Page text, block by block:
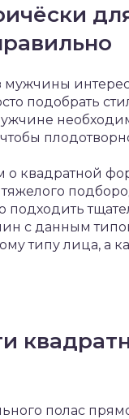
мужчины
подобрать
о квадратной
с данным
типу лица, а
полас